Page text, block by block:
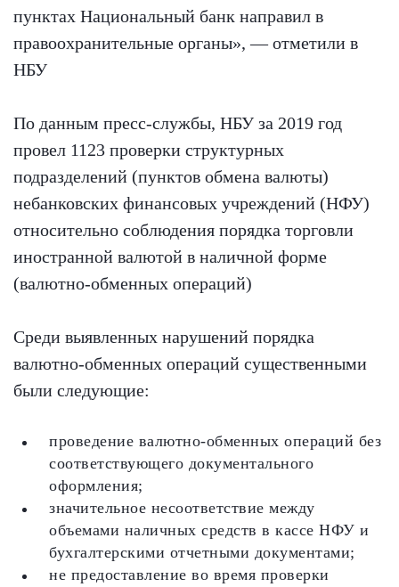
пунктах Национальный банк направил в
правоохранительные органы», — отметили в
НБУ
По данным пресс-службы, НБУ за 2019 год
провел 1123 проверки структурных
подразделений (пунктов обмена валюты)
небанковских финансовых учреждений (НФУ)
относительно соблюдения порядка торговли
иностранной валютой в наличной форме
(валютно-обменных операций)
Среди выявленных нарушений порядка
валютно-обменных операций существенными
были следующие:
проведение валютно-обменных операций без
соответствующего документального
оформления;
значительное несоответствие между
объемами наличных средств в кассе НФУ и
бухгалтерскими отчетными документами;
не предоставление во время проверки